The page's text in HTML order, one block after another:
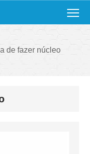
de fazer núcleo